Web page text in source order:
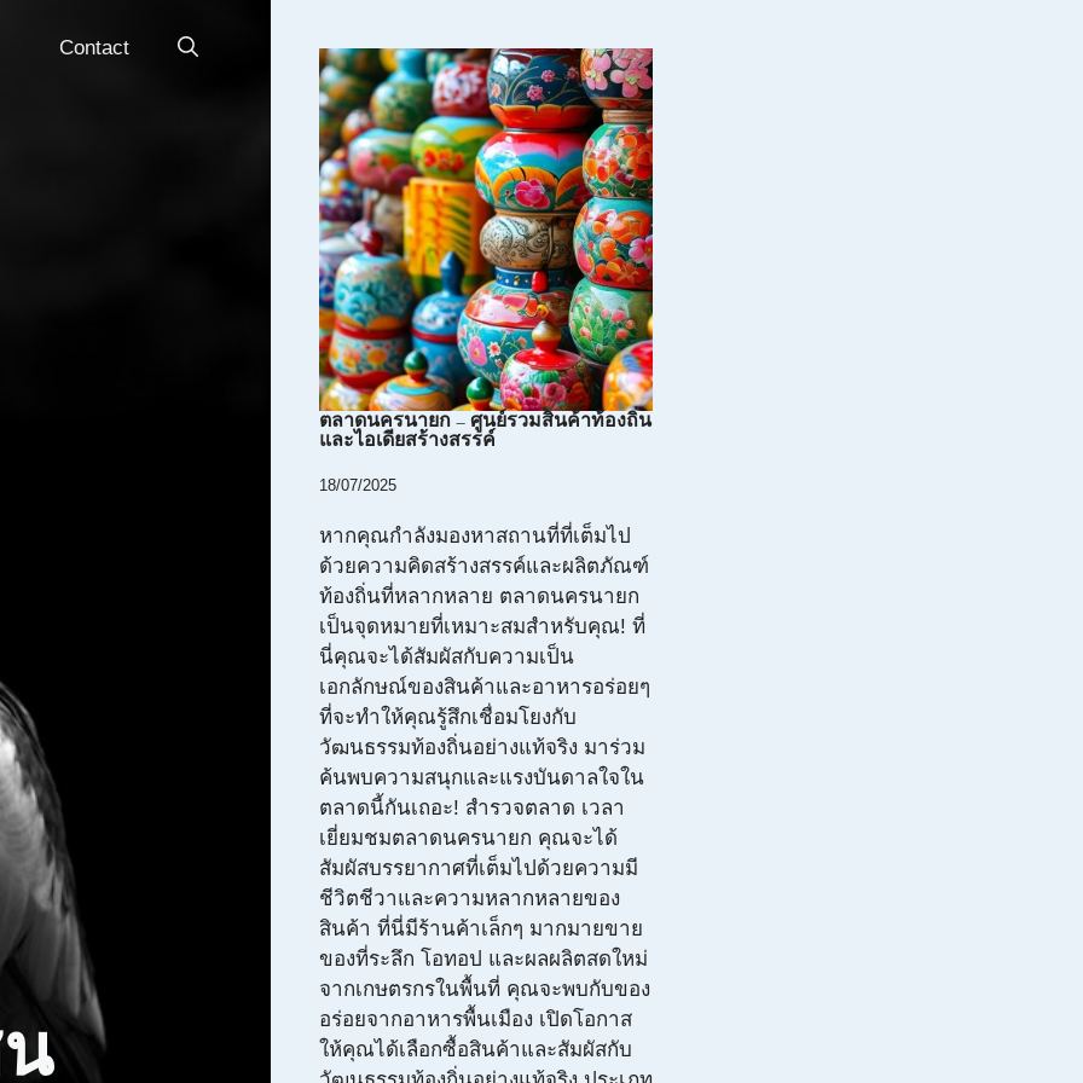
Contact
ตลาดนครนายก – ศูนย์รวมสินค้าท้องถิ่น
และไอเดียสร้างสรรค์
18/07/2025
หากคุณกำลังมองหาสถานที่ที่เต็มไป
ด้วยความคิดสร้างสรรค์และผลิตภัณฑ์
ท้องถิ่นที่หลากหลาย ตลาดนครนายก
เป็นจุดหมายที่เหมาะสมสำหรับคุณ! ที่
นี่คุณจะได้สัมผัสกับความเป็น
เอกลักษณ์ของสินค้าและอาหารอร่อยๆ
ที่จะทำให้คุณรู้สึกเชื่อมโยงกับ
วัฒนธรรมท้องถิ่นอย่างแท้จริง มาร่วม
ค้นพบความสนุกและแรงบันดาลใจใน
ตลาดนี้กันเถอะ! สำรวจตลาด เวลา
เยี่ยมชมตลาดนครนายก คุณจะได้
สัมผัสบรรยากาศที่เต็มไปด้วยความมี
ชีวิตชีวาและความหลากหลายของ
สินค้า ที่นี่มีร้านค้าเล็กๆ มากมายขาย
ของที่ระลึก โอทอป และผลผลิตสดใหม่
จากเกษตรกรในพื้นที่ คุณจะพบกับของ
อร่อยจากอาหารพื้นเมือง เปิดโอกาส
ให้คุณได้เลือกซื้อสินค้าและสัมผัสกับ